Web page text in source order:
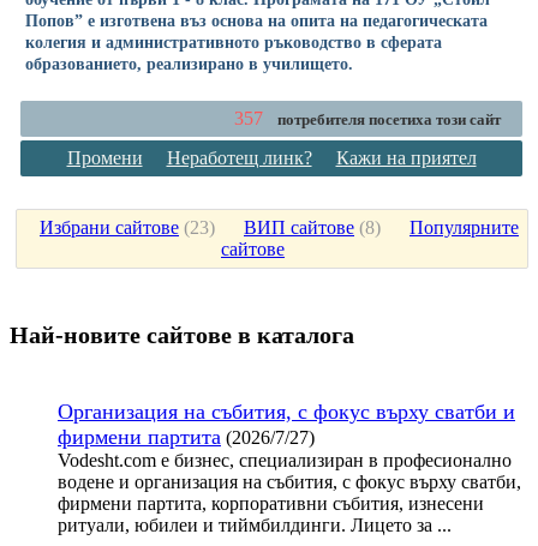
Попов” е изготвена въз основа на опита на педагогическата
колегия и административното ръководство в сферата
образованието, реализирано в училището.
357 потребителя посетиха този сайт
Промени Неработещ линк? Кажи на приятел
Избрани сайтове (23) ВИП сайтове (8) Популярните
сайтове
Най-новите сайтoве в каталога
Организация на събития, с фокус върху сватби и
фирмени партита (2026/7/27)
Vodesht.com е бизнес, специализиран в професионално
водене и организация на събития, с фокус върху сватби,
фирмени партита, корпоративни събития, изнесени
ритуали, юбилеи и тиймбилдинги. Лицето за ...